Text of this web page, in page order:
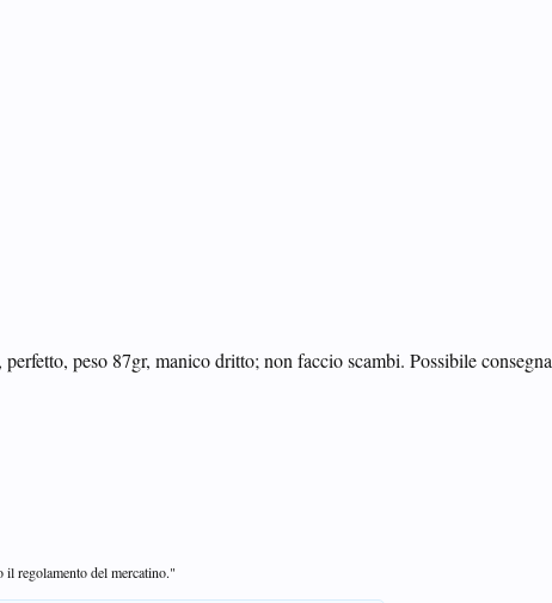
peso 87gr, manico dritto; non faccio scambi. Possibile consegna
il regolamento del mercatino."